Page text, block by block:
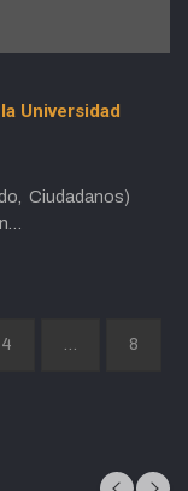
Universidad
Ciudadanos)
4 … 8